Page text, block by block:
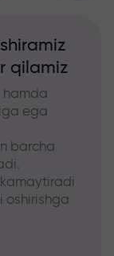
qilamiz
hamda
ega
barcha
oshirishga